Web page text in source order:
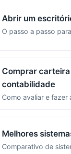
Abrir um
O passo a passo
Comprar
contabilidade
Como avaliar e fazer
Melhores
Comparativo de